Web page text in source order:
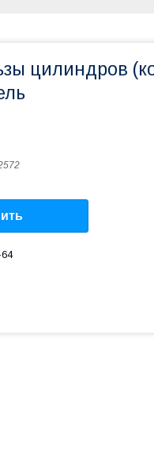
цилиндров